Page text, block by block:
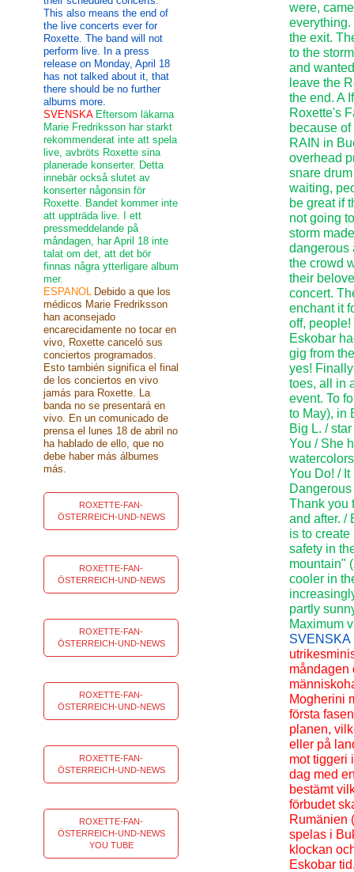
were,
the exit.
to the
and
leave the
the end. A
Roxette's
because
RAIN in
overhead
snare
waiting,
be great if
not going
storm
dangerous
the crowd
their
concert.
enchant it
off,
Eskobar
gig from
yes!
toes, all in
event. To
to May), in
Big L. /
You / She
You Do! /
Thank you
and after. /
is to
safety in
mountain"
cooler in
partly
Maximum
SVENSKA
måndagen
Mogherini
första
planen,
eller på
mot tiggeri
dag med
bestämt
förbudet
Rumänien
spelas i
klockan
Eskobar
This also means the end of
the live concerts ever for
Roxette. The band will not
perform live. In a press
release on Monday, April 18
has not talked about it, that
there should be no further
albums more.
SVENSKA Eftersom läkarna
Marie Fredriksson har starkt
rekommenderat inte att spela
live, avbröts Roxette sina
planerade konserter. Detta
innebär också slutet av
konserter någonsin för
Roxette. Bandet kommer inte
att uppträda live. I ett
pressmeddelande på
måndagen, har April 18 inte
talat om det, att det bör
finnas några ytterligare album
mer.
ESPANOL Debido a que los
médicos Marie Fredriksson
han aconsejado
encarecidamente no tocar en
vivo, Roxette canceló sus
conciertos programados.
Esto también significa el final
de los conciertos en vivo
jamás para Roxette. La
banda no se presentará en
vivo. En un comunicado de
prensa el lunes 18 de abril no
ha hablado de ello, que no
debe haber más álbumes
más.
ROXETTE-FAN-
ÖSTERREICH-UND-NEWS
ROXETTE-FAN-
ÖSTERREICH-UND-NEWS
ROXETTE-FAN-
ÖSTERREICH-UND-NEWS
ROXETTE-FAN-
ÖSTERREICH-UND-NEWS
ROXETTE-FAN-
ÖSTERREICH-UND-NEWS
ROXETTE-FAN-
ÖSTERREICH-UND-NEWS
YOU TUBE